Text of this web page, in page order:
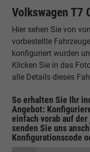
Volkswagen T7
Hier sehen Sie von
vorbestellte
konfiguriert wurden
Klicken Sie in das
alle Details dieses
So erhalten Sie Ihr
Angebot:
einfach vorab auf
senden Sie uns
Konfigurationscode